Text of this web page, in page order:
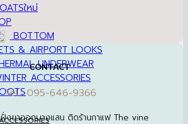
BOTTOM
& AIRPORT LOOKS
UNDERWEAR
ACCESSORIES
CONTACT
Tel : 095-646-9366
ฝั่งขาออกบางแสน ติดร้านกาแฟ The vine